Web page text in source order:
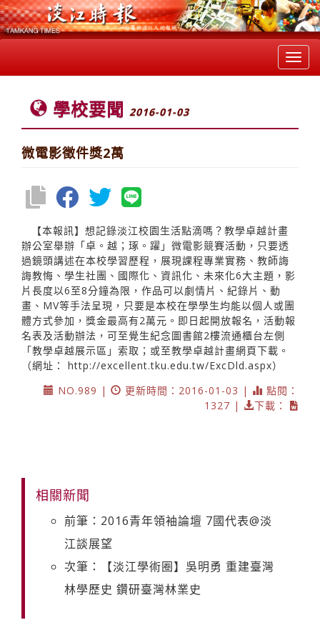
學校要聞 2016-01-03
微電影徵件獎2萬
【本報訊】想記錄淡江校園生活點滴嗎？教學卓越計畫
辦公室舉辦「卓。越；琢。躍」微電影競賽活動，只要透
過鏡頭講述在本校學習歷程，展現課程專業實務、教師誨
誨教悔、學生社團、國際化、資訊化、未來化6大主題，影
片長度以6至8分鐘為限，作品可以劇情片、紀錄片、動
畫、MV等手法呈現，只要是本校在學學生均能以個人或團
體方式參加，獎金最高有2萬元。即日起開放報名，活動報
名表及活動辦法，可至覺生紀念圖書館2樓流通櫃台左側
「教學卓越展示區」索取；或至教學卓越計畫網頁下載。
（網址： http://excellent.tku.edu.tw/ExcDld.aspx）
NO.989 |
更新時間：2016-01-03 |
點閱：
1327 |
下載：
相關新聞
前筆：2016青年領袖論壇 7國代表@淡
江談展望
次筆：【淡江學術圈】吳明勇 重建臺灣
林學歷史 鑽研臺灣林業史